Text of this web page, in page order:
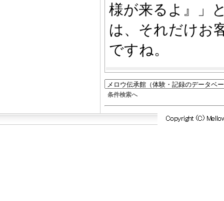
様が来るよ』」
は、それだけお
ですね。
条件検索へ